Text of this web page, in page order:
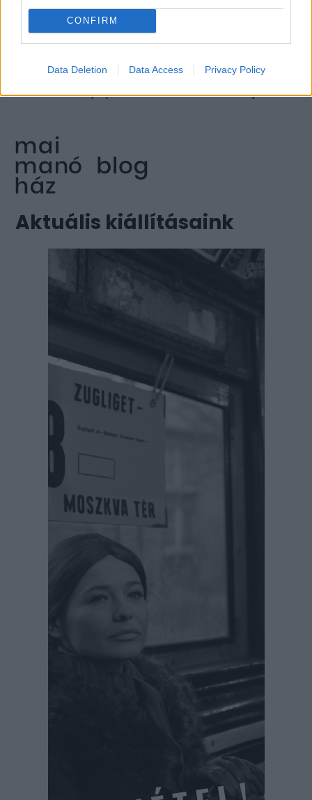
CONFIRM
Data Deletion Data Access Privacy Policy
Mai Manó Házban
10.000 feletti kíváncsi tekintetet vonzott már
a Mai Manó Házban, mely a mexikói
művésznő, popkulturális ikon életének rejtett
Aktuális kiállításaink